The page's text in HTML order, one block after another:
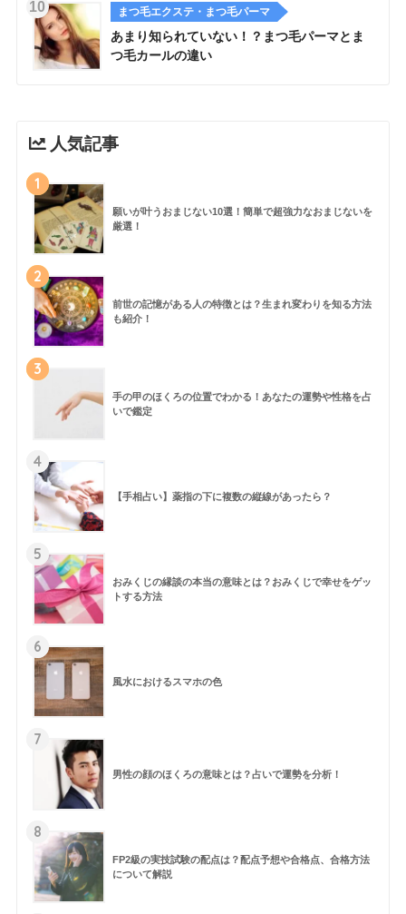
まつ毛エクステ・まつ毛パーマ
あまり知られていない！？まつ毛パーマとま
つ毛カールの違い
人気記事
1
願いが叶うおまじない10選！簡単で超強力なおまじないを
厳選！
2
前世の記憶がある人の特徴とは？生まれ変わりを知る方法
も紹介！
3
手の甲のほくろの位置でわかる！あなたの運勢や性格を占
いで鑑定
4
【手相占い】薬指の下に複数の縦線があったら？
5
おみくじの縁談の本当の意味とは？おみくじで幸せをゲッ
トする方法
6
風水におけるスマホの色
7
男性の顔のほくろの意味とは？占いで運勢を分析！
8
FP2級の実技試験の配点は？配点予想や合格点、合格方法
について解説